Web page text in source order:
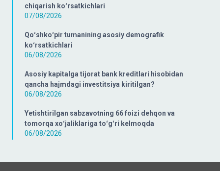
chiqarish koʻrsatkichlari
07/08/2026
Qoʻshkoʻpir tumanining asosiy demografik
koʻrsatkichlari
06/08/2026
Asosiy kapitalga tijorat bank kreditlari hisobidan
qancha hajmdagi investitsiya kiritilgan?
06/08/2026
Yetishtirilgan sabzavotning 66 foizi dehqon va
tomorqa xoʻjaliklariga toʻgʻri kelmoqda
06/08/2026